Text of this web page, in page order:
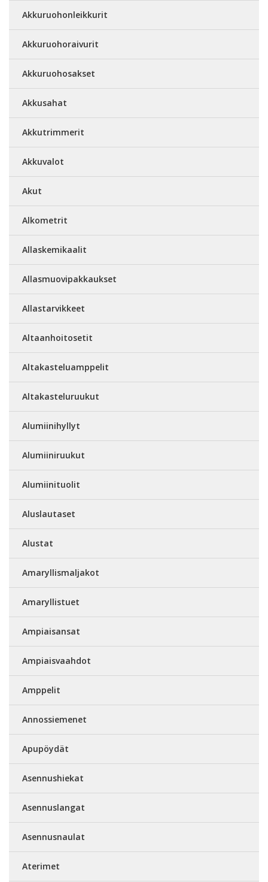
Akkuruohonleikkurit
Akkuruohoraivurit
Akkuruohosakset
Akkusahat
Akkutrimmerit
Akkuvalot
Akut
Alkometrit
Allaskemikaalit
Allasmuovipakkaukset
Allastarvikkeet
Altaanhoitosetit
Altakasteluamppelit
Altakasteluruukut
Alumiinihyllyt
Alumiiniruukut
Alumiinituolit
Aluslautaset
Alustat
Amaryllismaljakot
Amaryllistuet
Ampiaisansat
Ampiaisvaahdot
Amppelit
Annossiemenet
Apupöydät
Asennushiekat
Asennuslangat
Asennusnaulat
Aterimet